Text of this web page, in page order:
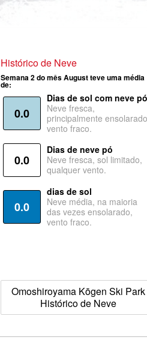
Histórico de Neve
Semana 2 do mês August teve uma média
de:
0.0
Dias de sol com neve pó
Neve fresca,
principalmente
vento fraco.
0.0
Dias de neve pó
Neve fresca, sol limitado,
qualquer vento.
0.0
dias de sol
Neve média, na maioria
das vezes ensolarado,
vento fraco.
Omoshiroyama Kōgen Ski Park
Histórico de Neve